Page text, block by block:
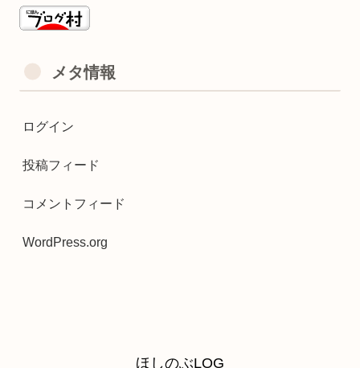
メタ情報
ログイン
投稿フィード
コメントフィード
WordPress.org
ほしのぶLOG